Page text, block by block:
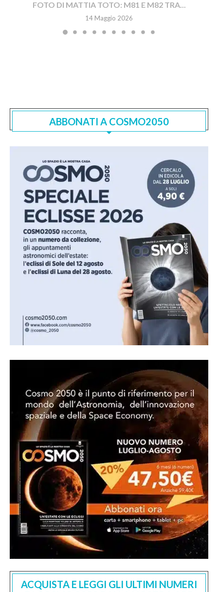
FOTO DI MATTIA TOTO: M81 E M82 TRA...
14 Maggio 2026
ABBONATI A COSMO2050
ACQUISTA E LEGGI GLI ULTIMI NUMERI